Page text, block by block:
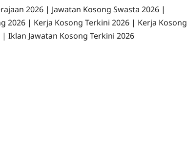
2026 | Jawatan Kosong Swasta 2026 |
2026 | Kerja Kosong Terkini 2026 | Kerja Kosong
Iklan Jawatan Kosong Terkini 2026